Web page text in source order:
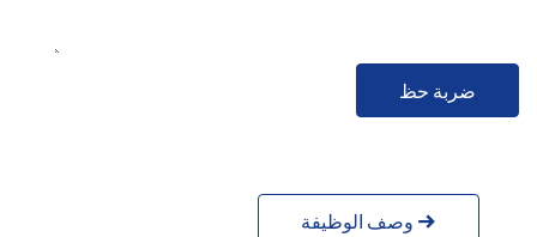
ضربة حظ
وصف الوظيفة